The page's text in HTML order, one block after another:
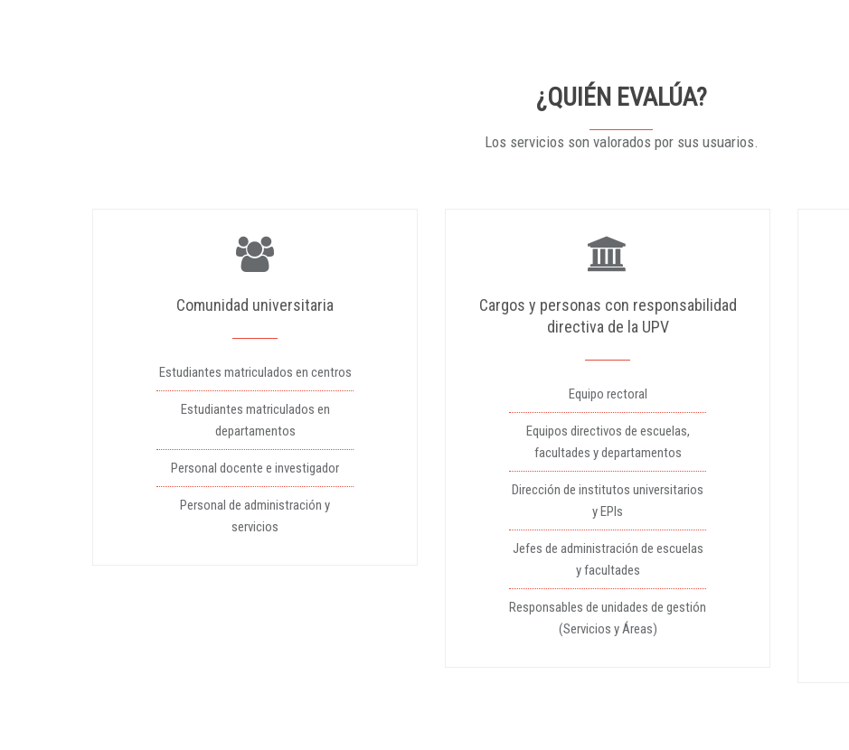
¿QUIÉN EVALÚA?
Los servicios son valorados por sus usuarios.
Comunidad universitaria
Estudiantes matriculados en centros
Estudiantes matriculados en
departamentos
Personal docente e investigador
Personal de administración y
servicios
Cargos y personas con responsabilidad
directiva de la UPV
Equipo rectoral
Equipos directivos de escuelas,
facultades y departamentos
Dirección de institutos universitarios
y EPIs
Jefes de administración de escuelas
y facultades
Responsables de unidades de gestión
(Servicios y Áreas)